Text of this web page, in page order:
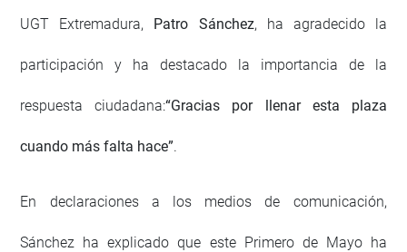
UGT Extremadura, Patro Sánchez, ha agradecido la
participación y ha destacado la importancia de la
respuesta ciudadana:“Gracias por llenar esta plaza
cuando más falta hace”.
En declaraciones a los medios de comunicación,
Sánchez ha explicado que este Primero de Mayo ha